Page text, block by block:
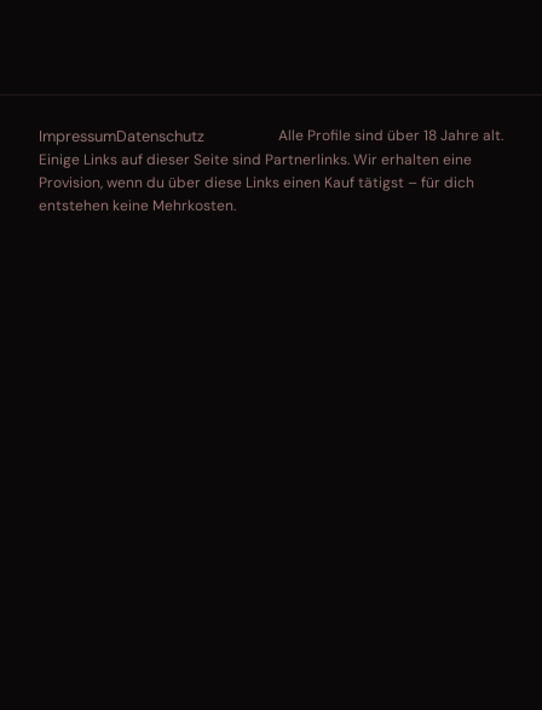
ImpressumDatenschutz
Alle Profile sind über 18 Jahre alt.
Einige Links auf dieser Seite sind Partnerlinks. Wir erhalten eine
Provision, wenn du über diese Links einen Kauf tätigst – für dich
entstehen keine Mehrkosten.